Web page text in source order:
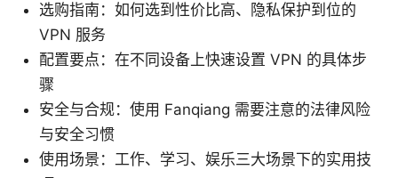
选购指南：如何选到性价比高、隐私保护到位的
VPN 服务
配置要点：在不同设备上快速设置 VPN 的具体步
骤
安全与合规：使用 Fanqiang 需要注意的法律风险
与安全习惯
使用场景：工作、学习、娱乐三大场景下的实用技